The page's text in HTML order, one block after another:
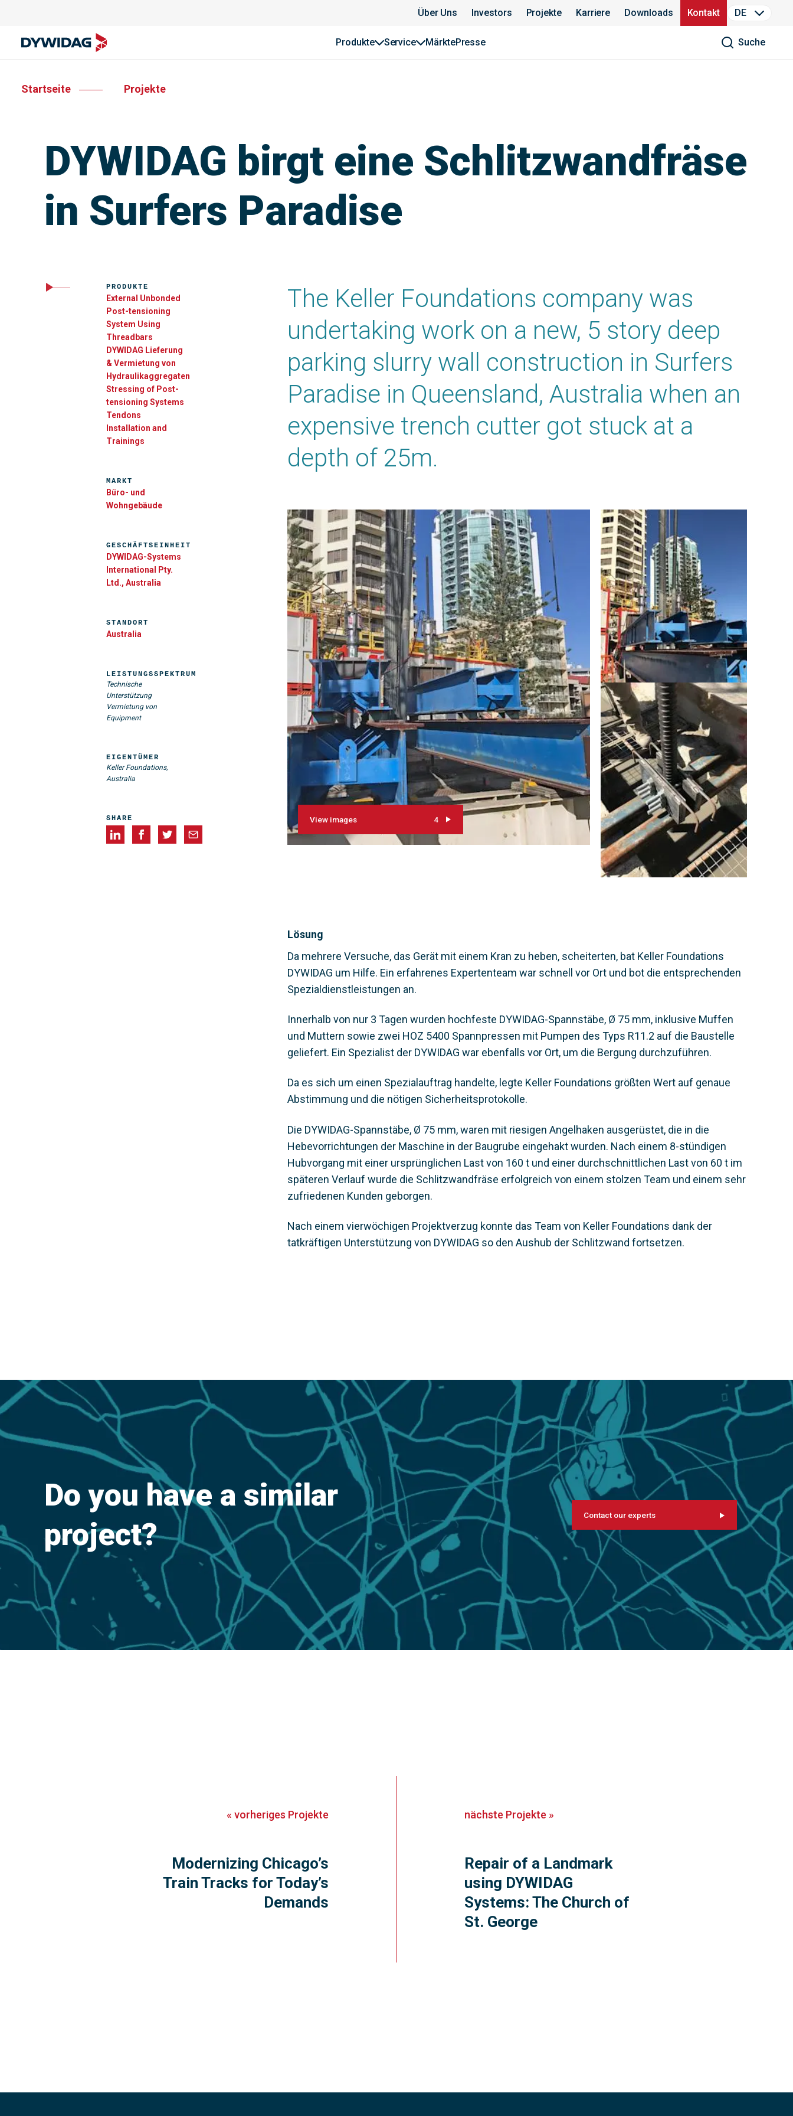
Über Uns Investors Projekte Karriere Downloads Kontakt DE
Produkte Service MärktePresse Suche
Startseite Projekte
DYWIDAG birgt eine Schlitzwandfräse
in Surfers Paradise
The Keller Foundations company was
undertaking work on a new, 5 story deep
parking slurry wall construction in Surfers
Paradise in Queensland, Australia when an
expensive trench cutter got stuck at a
depth of 25m.
View images 4
Lösung
Da mehrere Versuche, das Gerät mit einem Kran zu heben, scheiterten, bat Keller Foundations
DYWIDAG um Hilfe. Ein erfahrenes Expertenteam war schnell vor Ort und bot die entsprechenden
Spezialdienstleistungen an.
Innerhalb von nur 3 Tagen wurden hochfeste DYWIDAG-Spannstäbe, Ø 75 mm, inklusive Muffen
und Muttern sowie zwei HOZ 5400 Spannpressen mit Pumpen des Typs R11.2 auf die Baustelle
geliefert. Ein Spezialist der DYWIDAG war ebenfalls vor Ort, um die Bergung durchzuführen.
Da es sich um einen Spezialauftrag handelte, legte Keller Foundations größten Wert auf genaue
Abstimmung und die nötigen Sicherheitsprotokolle.
Die DYWIDAG-Spannstäbe, Ø 75 mm, waren mit riesigen Angelhaken ausgerüstet, die in die
Hebevorrichtungen der Maschine in der Baugrube eingehakt wurden. Nach einem 8-stündigen
Hubvorgang mit einer ursprünglichen Last von 160 t und einer durchschnittlichen Last von 60 t im
späteren Verlauf wurde die Schlitzwandfräse erfolgreich von einem stolzen Team und einem sehr
zufriedenen Kunden geborgen.
Nach einem vierwöchigen Projektverzug konnte das Team von Keller Foundations dank der
tatkräftigen Unterstützung von DYWIDAG so den Aushub der Schlitzwand fortsetzen.
PRODUKTE
External Unbonded
Post-tensioning
System Using
Threadbars
DYWIDAG Lieferung
& Vermietung von
Hydraulikaggregaten
Stressing of Post-
tensioning Systems
Tendons
Installation and
Trainings
MARKT
Büro- und
Wohngebäude
GESCHÄFTSEINHEIT
DYWIDAG-Systems
International Pty.
Ltd., Australia
STANDORT
Australia
LEISTUNGSSPEKTRUM
Technische
Unterstützung
Vermietung von
Equipment
EIGENTÜMER
Keller Foundations,
Australia
SHARE
Do you have a similar
project?
Contact our experts
« vorheriges Projekte
Modernizing Chicago’s
Train Tracks for Today’s
Demands
nächste Projekte »
Repair of a Landmark
using DYWIDAG
Systems: The Church of
St. George